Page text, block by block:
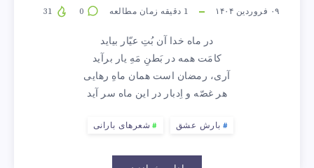
۰۹ فروردین ۱۴۰۴ 1 دقیقه زمان مطالعه 0
در ماه خدا آن بُتِ عیّار بیاید
کامَت همه در بَطنِ مَهِ یار برآید
آری، رمضان است همان ماهِ رهایی
هر غصّه و اِدبار در این ماه سر آید
بارش عشق شعرهای بارانی